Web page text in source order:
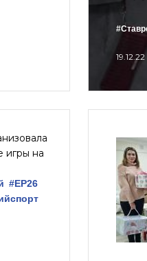
19.12.22
игры на
#ЕР26